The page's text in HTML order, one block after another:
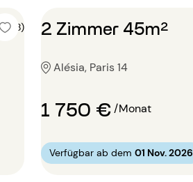
(8) 2 Zimmer 45m²
Alésia, Paris 14
1 750 €/Monat
Verfügbar ab dem 01 Nov. 2026